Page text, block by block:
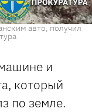
авто, получил
и
который
по земле.